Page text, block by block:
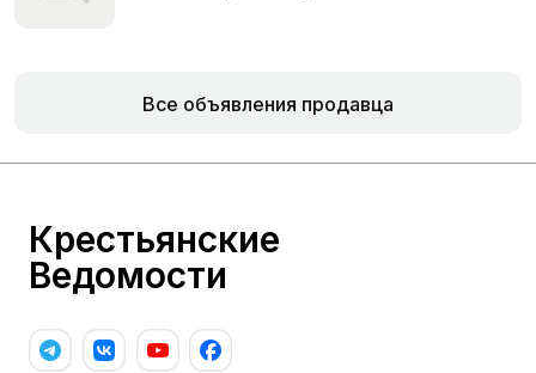
Все объявления продавца
Крестьянские
Ведомости